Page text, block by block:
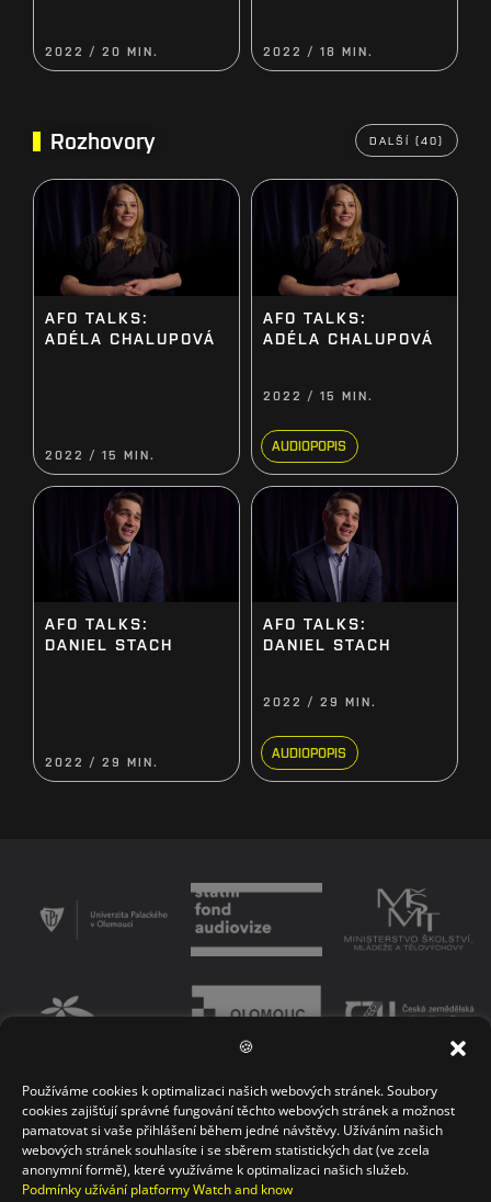
🍪
Používáme cookies k optimalizaci našich webových stránek. Soubory
cookies zajišťují správné fungování těchto webových stránek a možnost
pamatovat si vaše přihlášení během jedné návštěvy. Užíváním našich
webových stránek souhlasíte i se sběrem statistických dat (ve zcela
anonymní formě), které využíváme k optimalizaci našich služeb.
Podmínky užívání platformy Watch and know
2022 / 20 MIN. 2022 / 18 MIN.
Rozhovory DALŠÍ (40)
AFO TALKS:
ADÉLA CHALUPOVÁ
2022 / 15 MIN.
AFO TALKS:
ADÉLA CHALUPOVÁ
2022 / 15 MIN.
AUDIOPOPIS
AFO TALKS:
DANIEL STACH
2022 / 29 MIN.
AFO TALKS:
DANIEL STACH
2022 / 29 MIN.
AUDIOPOPIS
PODMÍNKY UŽÍVÁNÍ PLATFORMY ZÁSADY OCHRANY OSOBNÍCH ÚDAJŮ
KONTAKT